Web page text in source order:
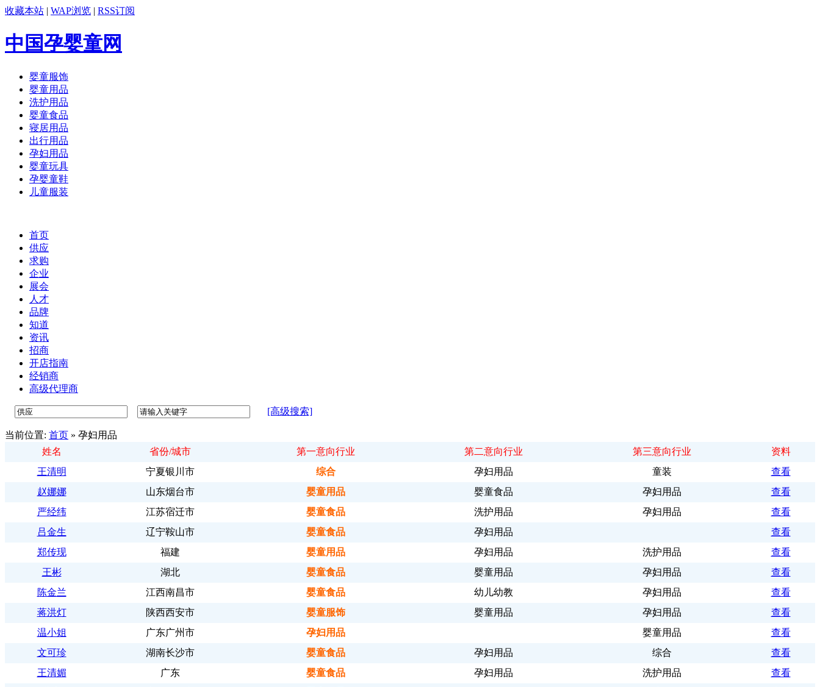
收藏本站 | WAP浏览 | RSS订阅
中国孕婴童网
婴童服饰
婴童用品
洗护用品
婴童食品
寝居用品
出行用品
孕妇用品
婴童玩具
孕婴童鞋
儿童服装
首页
供应
求购
企业
展会
人才
品牌
知道
资讯
招商
开店指南
经销商
高级代理商
[高级搜索]
当前位置: 首页 » 孕妇用品
姓名
省份/城市 第一意向行业 第二意向行业 第三意向行业
资料
王清明
宁夏银川市 综合 孕妇用品 童装
查看
赵娜娜
山东烟台市 婴童用品 婴童食品 孕妇用品
查看
严经纬
江苏宿迁市 婴童食品 洗护用品 孕妇用品
查看
吕金生
辽宁鞍山市 婴童食品 孕妇用品
查看
郑传现
福建 婴童用品 孕妇用品 洗护用品
查看
王彬
湖北 婴童食品 婴童用品 孕妇用品
查看
陈金兰
江西南昌市 婴童食品 幼儿幼教 孕妇用品
查看
蒋洪灯
陕西西安市 婴童服饰 婴童用品 孕妇用品
查看
温小姐
广东广州市 孕妇用品 婴童用品
查看
文可珍
湖南长沙市 婴童食品 孕妇用品 综合
查看
王清媚
广东 婴童食品 孕妇用品 洗护用品
查看